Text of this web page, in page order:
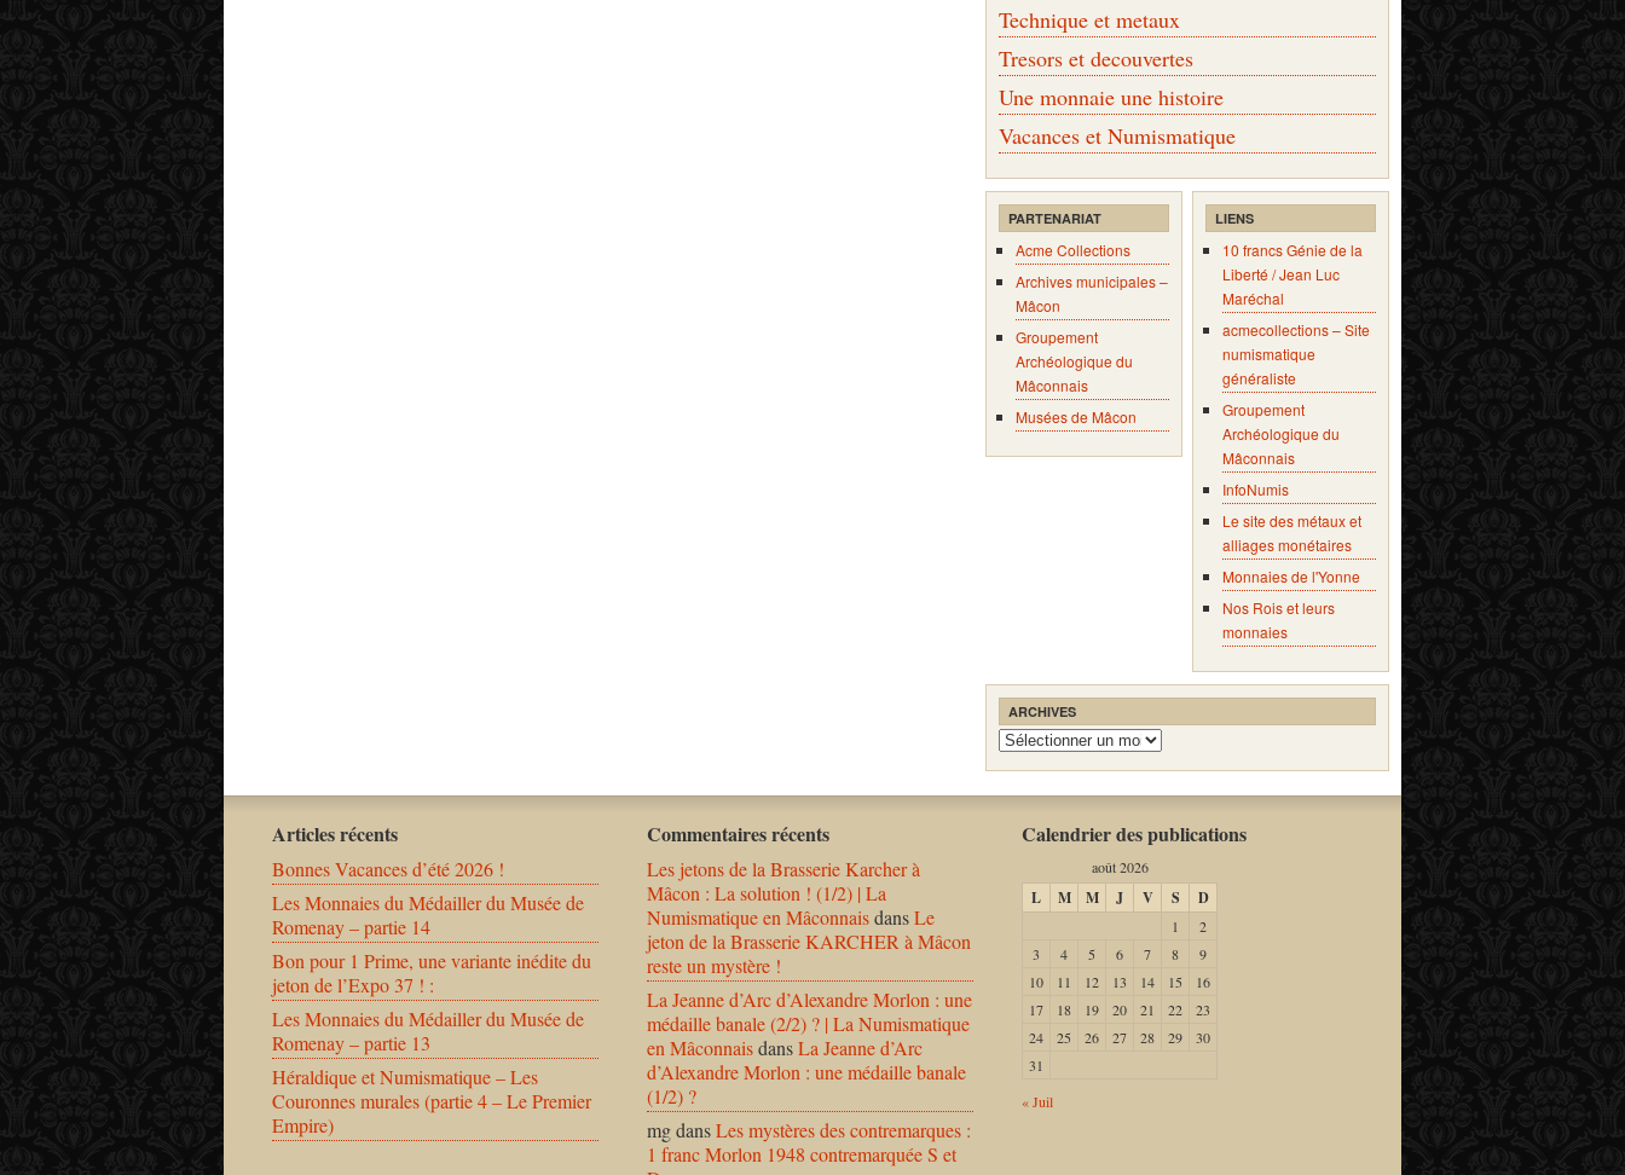
Technique et metaux
Tresors et decouvertes
Une monnaie une histoire
Vacances et Numismatique
PARTENARIAT
Acme Collections
Archives municipales –
Mâcon
Groupement
Archéologique du
Mâconnais
Musées de Mâcon
LIENS
10 francs Génie de la
Liberté / Jean Luc
Maréchal
acmecollections – Site
numismatique
généraliste
Groupement
Archéologique du
Mâconnais
InfoNumis
Le site des métaux et
alliages monétaires
Monnaies de l'Yonne
Nos Rois et leurs
monnaies
ARCHIVES
Archives
Articles récents
Bonnes Vacances d’été 2026 !
Les Monnaies du Médailler du Musée de
Romenay – partie 14
Bon pour 1 Prime, une variante inédite du
jeton de l’Expo 37 ! :
Les Monnaies du Médailler du Musée de
Romenay – partie 13
Héraldique et Numismatique – Les
Couronnes murales (partie 4 – Le Premier
Empire)
Commentaires récents
Les jetons de la Brasserie Karcher à
Mâcon : La solution ! (1/2) | La
Numismatique en MâconnaisdansLe
jeton de la Brasserie KARCHER à Mâcon
reste un mystère !
La Jeanne d’Arc d’Alexandre Morlon : une
médaille banale (2/2) ? | La Numismatique
en MâconnaisdansLa Jeanne d’Arc
d’Alexandre Morlon : une médaille banale
(1/2) ?
mgdansLes mystères des contremarques :
1 franc Morlon 1948 contremarquée S et
Calendrier des publications
août 2026
L M M J V S D
1
2
3
4 5 6 7 8
9
10
11 12 13 14 15
16
17
18 19 20 21 22
23
24
25 26 27 28 29
30
31
« Juil